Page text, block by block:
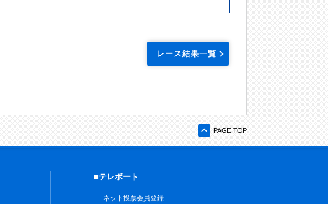
レース結果一覧
PAGE TOP
■テレボート
ネット投票会員登録